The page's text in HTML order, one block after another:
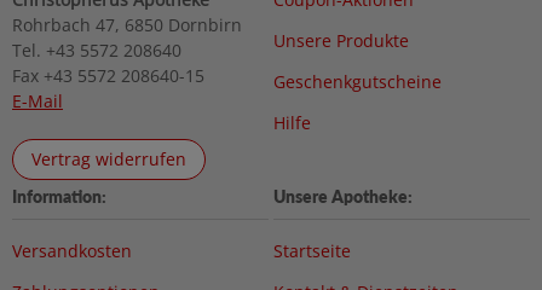
Rohrbach 47, 6850 Dornbirn
Tel. +43 5572 208640
Fax +43 5572 208640-15
E-Mail
Vertrag widerrufen
Unsere Produkte
Geschenkgutscheine
Hilfe
Information:
Versandkosten
Unsere Apotheke:
Startseite